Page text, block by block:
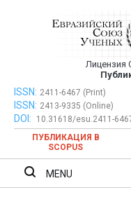
Лицензия
Евразийский Союз
ISSN: 2411-6467 (Print)
ISSN: 2413-9335 (Online)
DOI:
10.31618/esu.2411-
ПУБЛИКАЦИЯ В
SCOPUS
MENU